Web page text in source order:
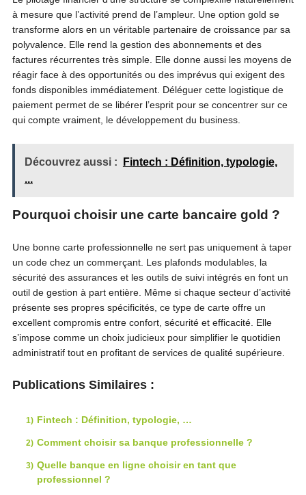
à mesure que l’activité prend de l’ampleur. Une option gold se
transforme alors en un véritable partenaire de croissance par sa
polyvalence. Elle rend la gestion des abonnements et des
factures récurrentes très simple. Elle donne aussi les moyens de
réagir face à des opportunités ou des imprévus qui exigent des
fonds disponibles immédiatement. Déléguer cette logistique de
paiement permet de se libérer l’esprit pour se concentrer sur ce
qui compte vraiment, le développement du business.
Découvrez aussi :
Fintech : Définition, typologie,
...
Pourquoi choisir une carte bancaire gold ?
Une bonne carte professionnelle ne sert pas uniquement à taper
un code chez un commerçant. Les plafonds modulables, la
sécurité des assurances et les outils de suivi intégrés en font un
outil de gestion à part entière. Même si chaque secteur d’activité
présente ses propres spécificités, ce type de carte offre un
excellent compromis entre confort, sécurité et efficacité. Elle
s’impose comme un choix judicieux pour simplifier le quotidien
administratif tout en profitant de services de qualité supérieure.
Publications Similaires :
Fintech : Définition, typologie, …
Comment choisir sa banque professionnelle ?
Quelle banque en ligne choisir en tant que
professionnel ?